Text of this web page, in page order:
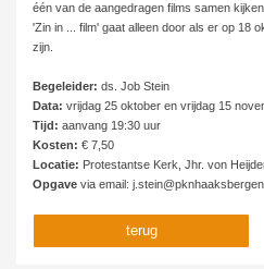
één van de aangedragen films samen
'Zin in ... film' gaat alleen door als er op 18
zijn.
Begeleider: ds. Job Stein
Data: vrijdag 25 oktober en vrijdag 15
Tijd: aanvang 19:30 uur
Kosten: € 7,50
Locatie: Protestantse Kerk, Jhr. von
Opgave via email:
terug